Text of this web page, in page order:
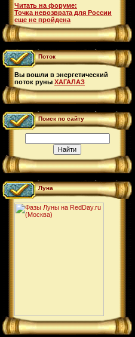
Читать на форуме:
Точка невозврата для России
еще не пройдена
Поток
Вы вошли в энергетический
поток руны ХАГАЛАЗ
Поиск по сайту
Луна